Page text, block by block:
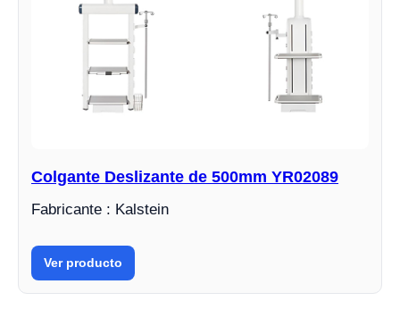
Colgante Deslizante de 500mm YR02089
Fabricante : Kalstein
Ver producto